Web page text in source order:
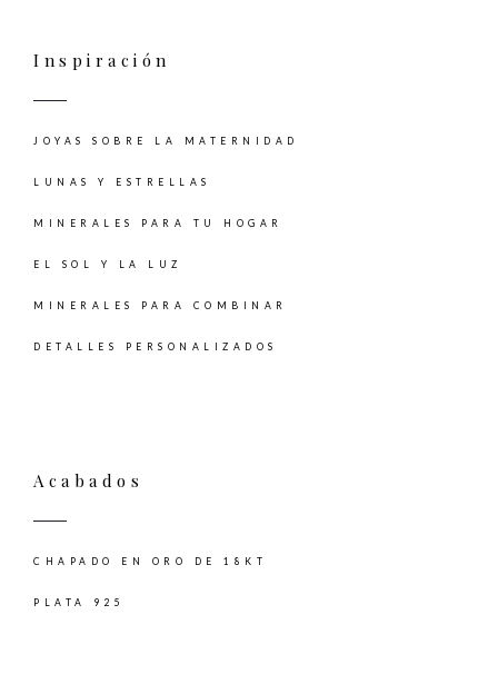
Inspiración
JOYAS SOBRE LA MATERNIDAD
LUNAS Y ESTRELLAS
MINERALES PARA TU HOGAR
EL SOL Y LA LUZ
MINERALES PARA COMBINAR
DETALLES PERSONALIZADOS
Acabados
CHAPADO EN ORO DE 18KT
PLATA 925